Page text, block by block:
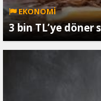
EKONOMİ
3 bin TL’ye